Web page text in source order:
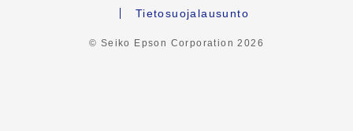
Tietosuojalausunto
© Seiko Epson Corporation2026